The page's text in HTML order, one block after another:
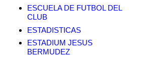
ESCUELA DE FUTBOL DEL
CLUB
ESTADISTICAS
ESTADIUM JESUS
BERMUDEZ